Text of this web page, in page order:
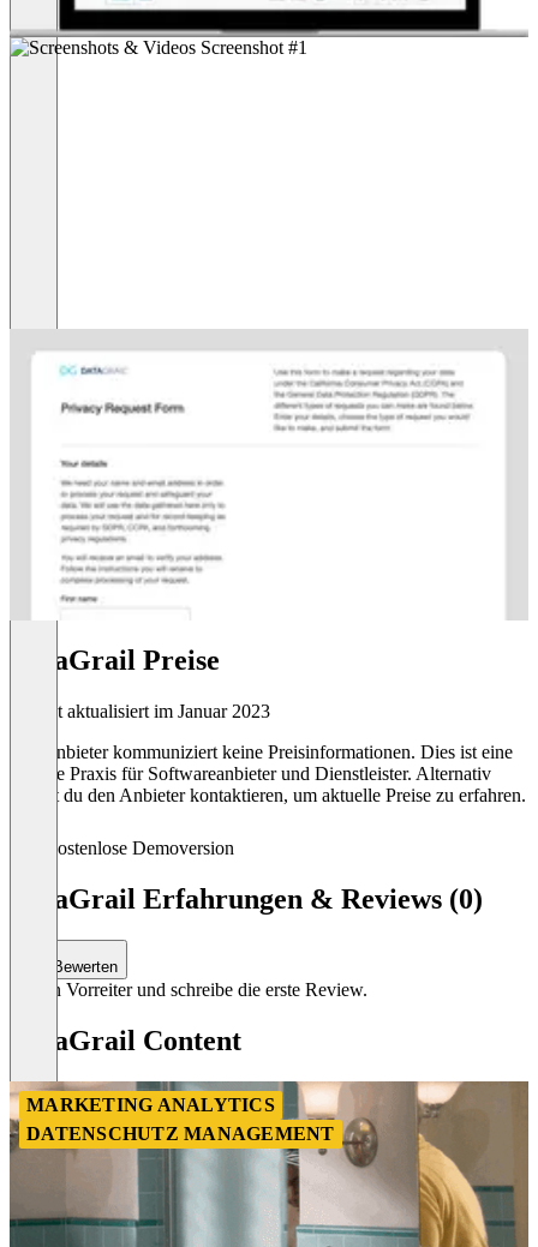
DataGrail Preise
Zuletzt aktualisiert im Januar 2023
Der Anbieter kommuniziert keine Preisinformationen. Dies ist eine
übliche Praxis für Softwareanbieter und Dienstleister. Alternativ
kannst du den Anbieter kontaktieren, um aktuelle Preise zu erfahren.
Kostenlose Demoversion
DataGrail Erfahrungen & Reviews (0)
Bewerten
Sei ein Vorreiter und schreibe die erste Review.
DataGrail Content
MARKETING ANALYTICS
DATENSCHUTZ MANAGEMENT